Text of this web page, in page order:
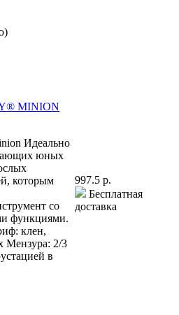
MINION
Идеально
юных
которым
со
функциями.
клен,
Мензура: 2/3
в
997.5 р.
Бесплатная
доставка